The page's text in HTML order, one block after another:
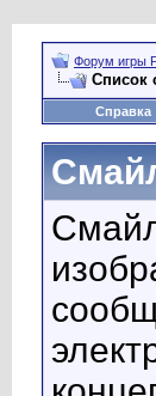
Форум игры
Список
Справка